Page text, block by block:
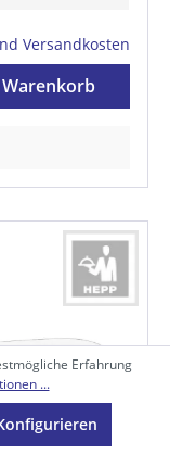
Versandkosten
Erfahrung
...